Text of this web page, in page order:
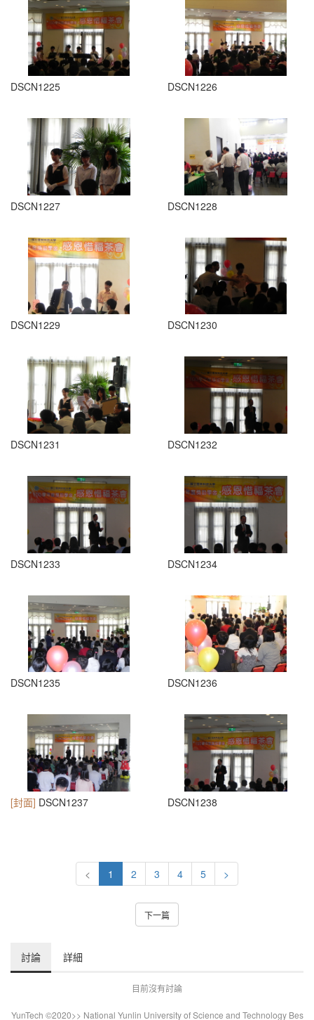
DSCN1225 DSCN1226
DSCN1227 DSCN1228
DSCN1229 DSCN1230
DSCN1231 DSCN1232
DSCN1233 DSCN1234
DSCN1235 DSCN1236
[封面] DSCN1237 DSCN1238
< 1 2 3 4 5 >
下一篇
討論 詳細
目前沒有討論
YunTech ©2020>> National Yunlin University of Science and Technology Bes